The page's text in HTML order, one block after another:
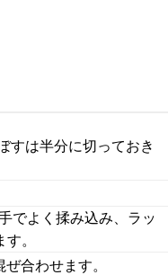
すは半分に切っておき
でよく揉み込み、ラッ
。
合わせます。